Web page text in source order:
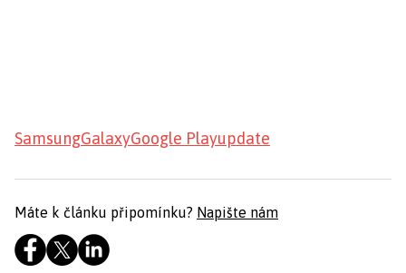
SamsungGalaxyGoogle Playupdate
Máte k článku připomínku? Napište nám